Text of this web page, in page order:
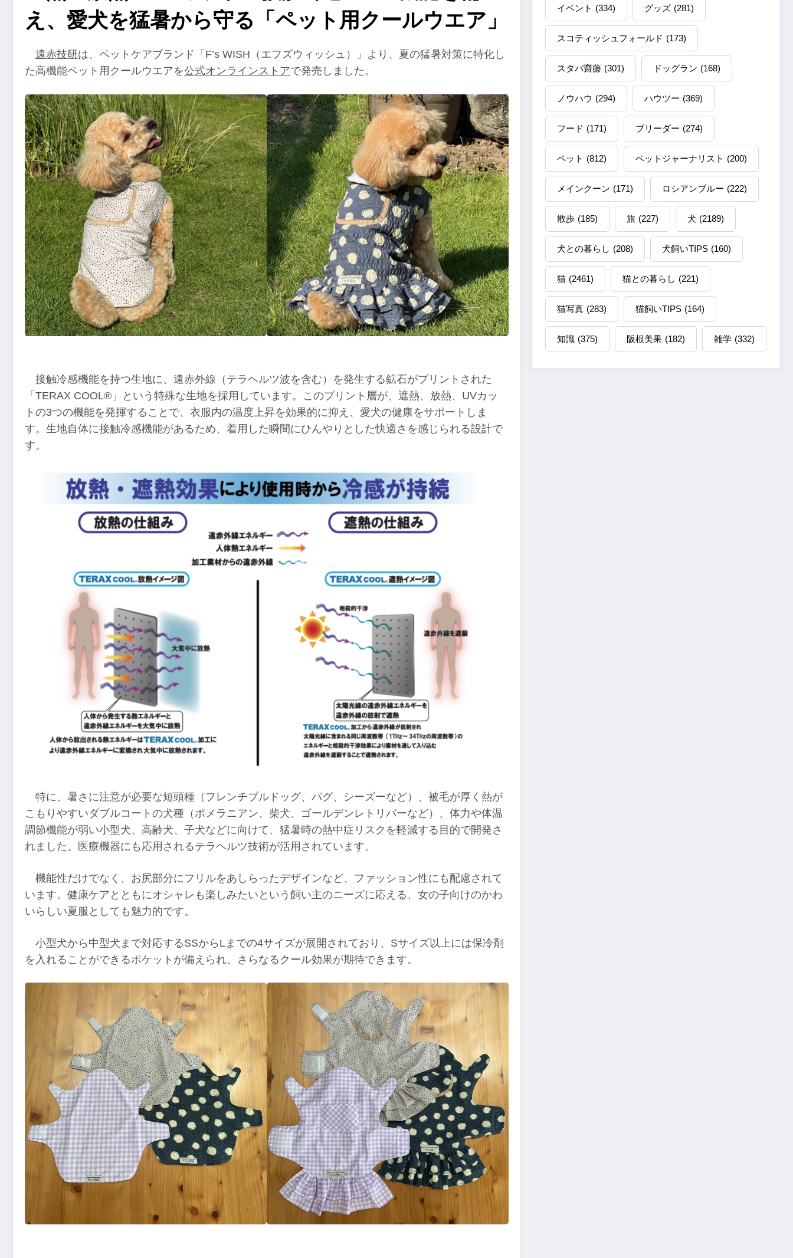
え、愛犬を猛暑から守る「ペット用クールウエア」
遠赤技研は、ペットケアブランド「F’s WISH（エフズウィッシュ）」より、夏の猛暑対策に特化し
た高機能ペット用クールウエアを公式オンラインストアで発売しました。
接触冷感機能を持つ生地に、遠赤外線（テラヘルツ波を含む）を発生する鉱石がプリントされた
「TERAX COOL®」という特殊な生地を採用しています。このプリント層が、遮熱、放熱、UVカッ
トの3つの機能を発揮することで、衣服内の温度上昇を効果的に抑え、愛犬の健康をサポートしま
す。生地自体に接触冷感機能があるため、着用した瞬間にひんやりとした快適さを感じられる設計で
す。
特に、暑さに注意が必要な短頭種（フレンチブルドッグ、パグ、シーズーなど）、被毛が厚く熱が
こもりやすいダブルコートの犬種（ポメラニアン、柴犬、ゴールデンレトリバーなど）、体力や体温
調節機能が弱い小型犬、高齢犬、子犬などに向けて、猛暑時の熱中症リスクを軽減する目的で開発さ
れました。医療機器にも応用されるテラヘルツ技術が活用されています。
機能性だけでなく、お尻部分にフリルをあしらったデザインなど、ファッション性にも配慮されて
います。健康ケアとともにオシャレも楽しみたいという飼い主のニーズに応える、女の子向けのかわ
いらしい夏服としても魅力的です。
小型犬から中型犬まで対応するSSからLまでの4サイズが展開されており、Sサイズ以上には保冷剤
を入れることができるポケットが備えられ、さらなるクール効果が期待できます。
イベント (334) グッズ (281)
スコティッシュフォールド (173)
スタパ齋藤 (301) ドッグラン (168)
ノウハウ (294) ハウツー (369)
フード (171) ブリーダー (274)
ペット (812) ペットジャーナリスト (200)
メインクーン (171) ロシアンブルー (222)
散歩 (185) 旅 (227) 犬 (2189)
犬との暮らし (208) 犬飼いTIPS (160)
猫 (2461) 猫との暮らし (221)
猫写真 (283) 猫飼いTIPS (164)
知識 (375) 阪根美果 (182) 雑学 (332)